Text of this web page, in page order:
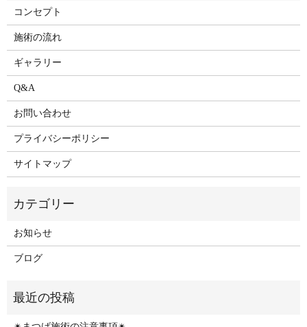
コンセプト
施術の流れ
ギャラリー
Q&A
お問い合わせ
プライバシーポリシー
サイトマップ
お知らせ
ブログ